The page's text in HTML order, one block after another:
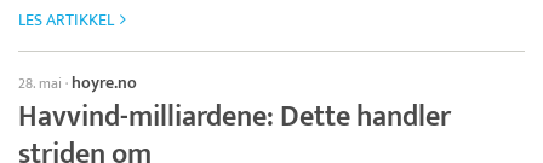
LES ARTIKKEL
28. mai · hoyre.no
Havvind-milliardene: Dette handler